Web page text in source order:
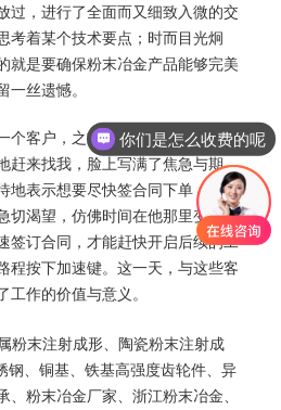
过，进行了全面而又细致入微的交
考着某个技术要点；时而目光炯
就是要确保粉末冶金产品能够完美
丝遗憾。
个客户，之前做的粉末冶金产品打
赶来找我，脸上写满了焦急与期
地表示想要尽快签合同下单，话语
切渴望，仿佛时间在他那里变得无
签订合同，才能赶快开启后续的工
程按下加速键。这一天，与这些客
作的价值与意义。
粉末注射成形、陶瓷粉末注射成
钢、铜基、铁基高强度齿轮件、异
粉末冶金厂家、浙江粉末冶金、
你们是怎么收费的呢